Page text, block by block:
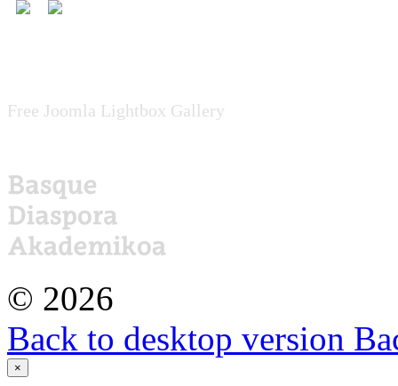
Free Joomla Lightbox Gallery
© 2026
Back to desktop version
×